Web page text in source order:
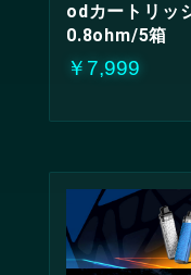
odカートリッ
0.8ohm/5箱
￥7,999